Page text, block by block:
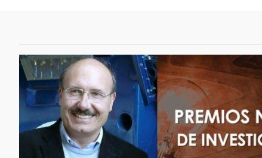
a
la
navegación